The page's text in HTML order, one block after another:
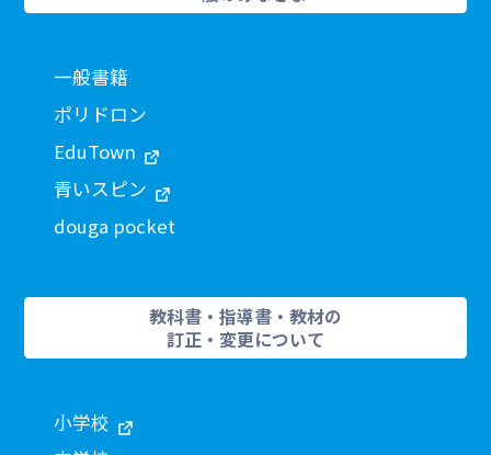
一般書籍
ポリドロン
EduTown
青いスピン
douga pocket
教科書・指導書・教材の
訂正・変更について
小学校